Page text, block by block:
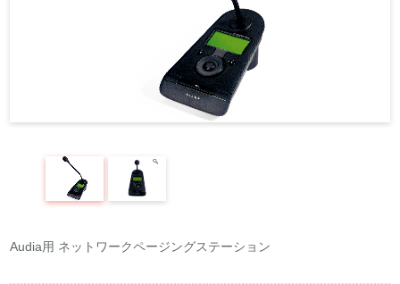
Audia用 ネットワークページングステーション